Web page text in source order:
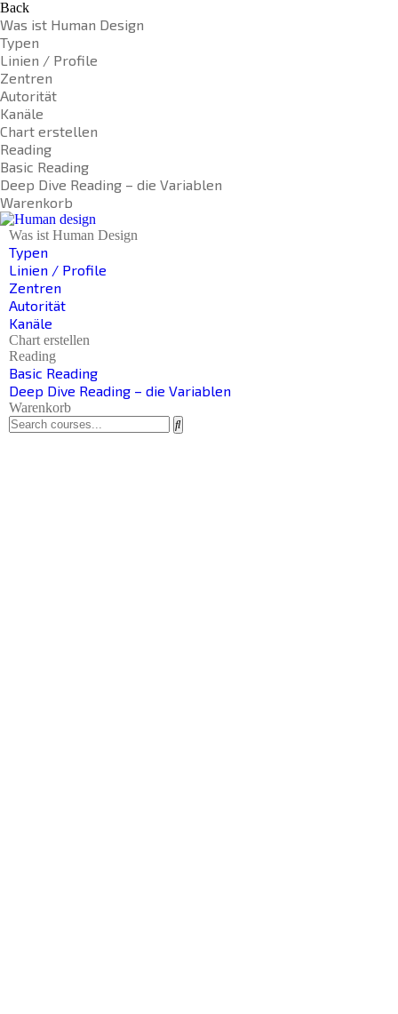
Back
Was ist Human Design
Typen
Linien / Profile
Zentren
Autorität
Kanäle
Chart erstellen
Reading
Basic Reading
Deep Dive Reading – die Variablen
Warenkorb
Was ist Human Design
Typen
Linien / Profile
Zentren
Autorität
Kanäle
Chart erstellen
Reading
Basic Reading
Deep Dive Reading – die Variablen
Warenkorb